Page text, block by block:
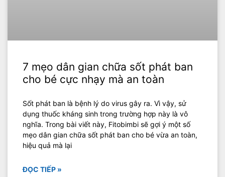
7 mẹo dân gian chữa sốt phát ban
cho bé cực nhạy mà an toàn
Sốt phát ban là bệnh lý do virus gây ra. Vì vậy, sử
dụng thuốc kháng sinh trong trường hợp này là vô
nghĩa. Trong bài viết này, Fitobimbi sẽ gợi ý một số
mẹo dân gian chữa sốt phát ban cho bé vừa an toàn,
hiệu quả mà lại
ĐỌC TIẾP »